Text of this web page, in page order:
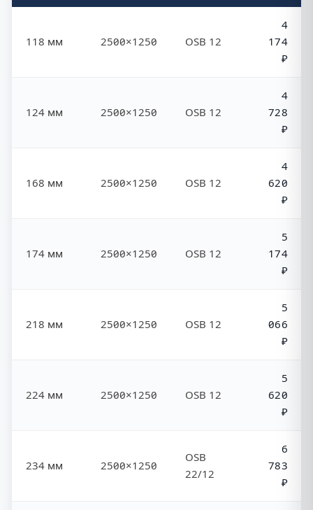
118 мм 2500×1250 OSB 12
4
174
₽
124 мм 2500×1250 OSB 12
4
728
₽
168 мм 2500×1250 OSB 12
4
620
₽
174 мм 2500×1250 OSB 12
5
174
₽
218 мм 2500×1250 OSB 12
5
066
₽
224 мм 2500×1250 OSB 12
5
620
₽
234 мм 2500×1250
OSB
22/12
6
783
₽